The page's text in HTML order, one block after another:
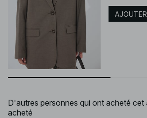
D'autres personnes qui ont acheté cet
acheté